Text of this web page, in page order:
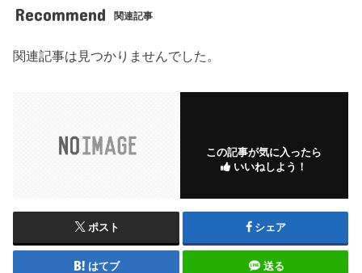
Recommend 関連記事
関連記事は見つかりませんでした。
この記事が気に入ったら
いいねしよう！
ポスト シェア
はてブ 送る